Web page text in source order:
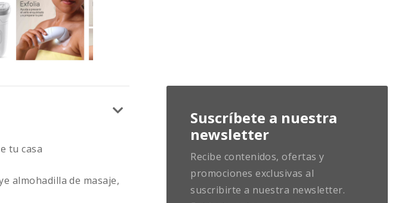
tu casa
almohadilla de masaje,
Suscríbete a nuestra
newsletter
Recibe contenidos, ofertas y
promociones exclusivas al
suscribirte a nuestra newsletter.